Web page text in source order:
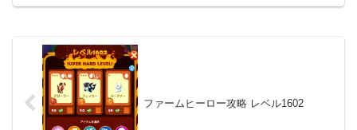
ファームヒーロー攻略 レベル1602